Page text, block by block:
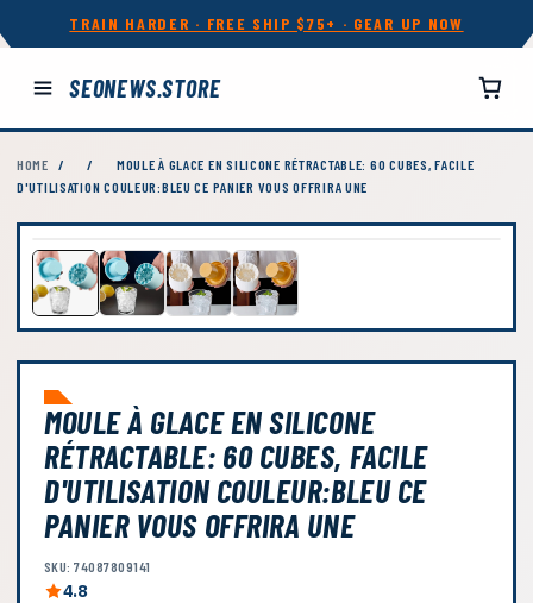
TRAIN HARDER · FREE SHIP $75+ · GEAR UP NOW
SEONEWS.STORE
HOME / /
MOULE À GLACE EN SILICONE RÉTRACTABLE: 60 CUBES, FACILE
D'UTILISATION COULEUR:BLEU CE PANIER VOUS OFFRIRA UNE
MOULE À GLACE EN SILICONE
RÉTRACTABLE: 60 CUBES, FACILE
D'UTILISATION COULEUR:BLEU CE
PANIER VOUS OFFRIRA UNE
SKU: 74087809141
4.8